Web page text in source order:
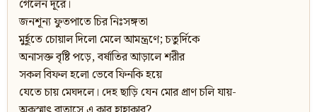
গেলেন দূরে।
জনশূন্য ফুতপাতে চির নিঃসঙ্গতা
মুর্হূতে চোয়াল দিলো মেলে আমন্ত্রণে; চতুর্দিকে
অনাসক্ত বৃষ্টি পড়ে, বর্ষাতির আড়ালে শরীর
সকল বিফল হলো ভেবে ফিনকি হয়ে
যেতে চায় মেঘদলে। দেহ ছাড়ি যেন মোর প্রাণ চলি যায়-